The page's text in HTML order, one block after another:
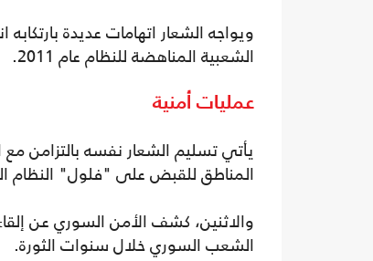
ويواجه الشعار اتهامات عديدة
الشعبية المناهضة للنظام عام 2011.
عمليات أمنية
يأتي تسليم الشعار نفسه
المناطق للقبض على "فلول" النظام
والاثنين، كشف الأمن السوري عن
الشعب السوري خلال سنوات الثورة.